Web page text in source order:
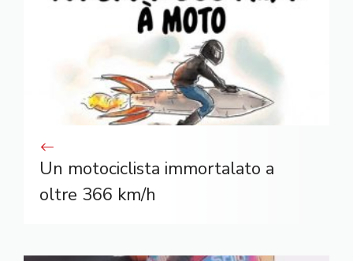
Un motociclista immortalato a
oltre 366 km/h